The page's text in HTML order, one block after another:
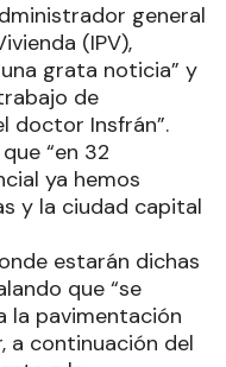
general
(IPV),
grata noticia” y
de
doctor Insfrán”.
“en 32
ya hemos
y la ciudad capital
estarán dichas
que “se
la pavimentación
a continuación del